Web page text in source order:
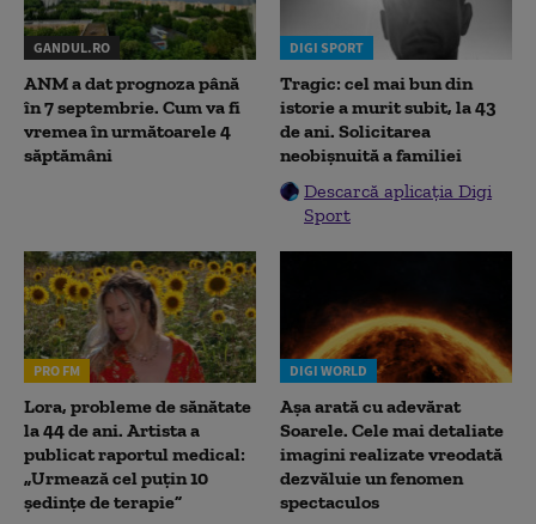
GANDUL.RO
ANM a dat prognoza până
în 7 septembrie. Cum va fi
vremea în următoarele 4
săptămâni
DIGI SPORT
Tragic: cel mai bun din
istorie a murit subit, la 43
de ani. Solicitarea
neobișnuită a familiei
Descarcă aplicația Digi
Sport
PRO FM
Lora, probleme de sănătate
la 44 de ani. Artista a
publicat raportul medical:
„Urmează cel puțin 10
ședințe de terapie”
DIGI WORLD
Așa arată cu adevărat
Soarele. Cele mai detaliate
imagini realizate vreodată
dezvăluie un fenomen
spectaculos